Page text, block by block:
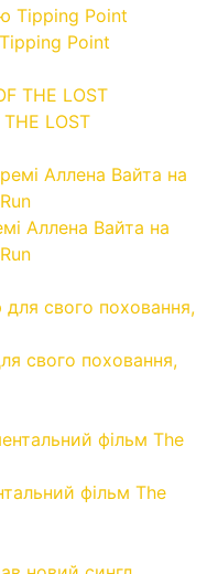
Point
LOST
Аллена Вайта на
свого поховання,
фільм The